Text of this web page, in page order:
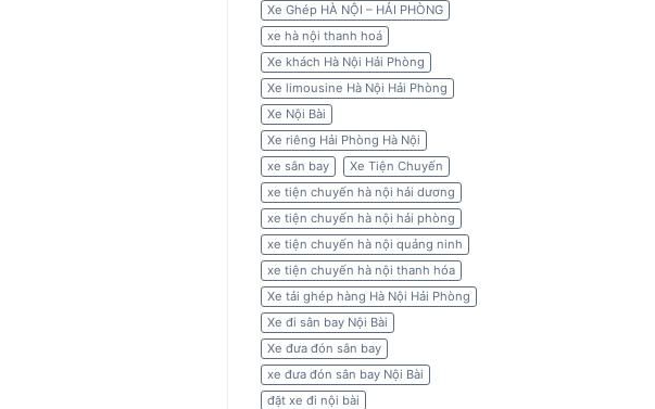
Xe Ghép HÀ NỘI – HẢI PHÒNG
xe hà nội thanh hoá
Xe khách Hà Nội Hải Phòng
Xe limousine Hà Nội Hải Phòng
Xe Nội Bài
Xe riêng Hải Phòng Hà Nội
xe sân bay
Xe Tiện Chuyến
xe tiện chuyến hà nội hải dương
xe tiện chuyến hà nội hải phòng
xe tiện chuyến hà nội quảng ninh
xe tiện chuyến hà nội thanh hóa
Xe tải ghép hàng Hà Nội Hải Phòng
Xe đi sân bay Nội Bài
Xe đưa đón sân bay
xe đưa đón sân bay Nội Bài
đặt xe đi nội bài